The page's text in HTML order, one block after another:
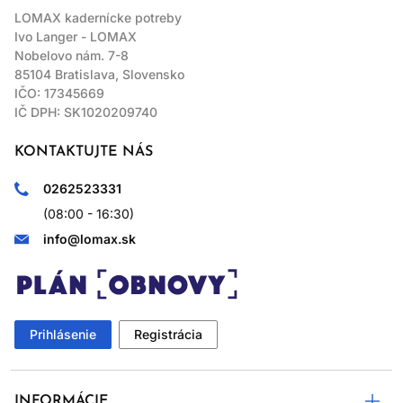
LOMAX kadernícke potreby
Ivo Langer - LOMAX
Nobelovo nám. 7-8
85104 Bratislava, Slovensko
IČO: 17345669
IČ DPH: SK1020209740
KONTAKTUJTE NÁS
0262523331
(08:00 - 16:30)
info@lomax.sk
Prihlásenie Registrácia